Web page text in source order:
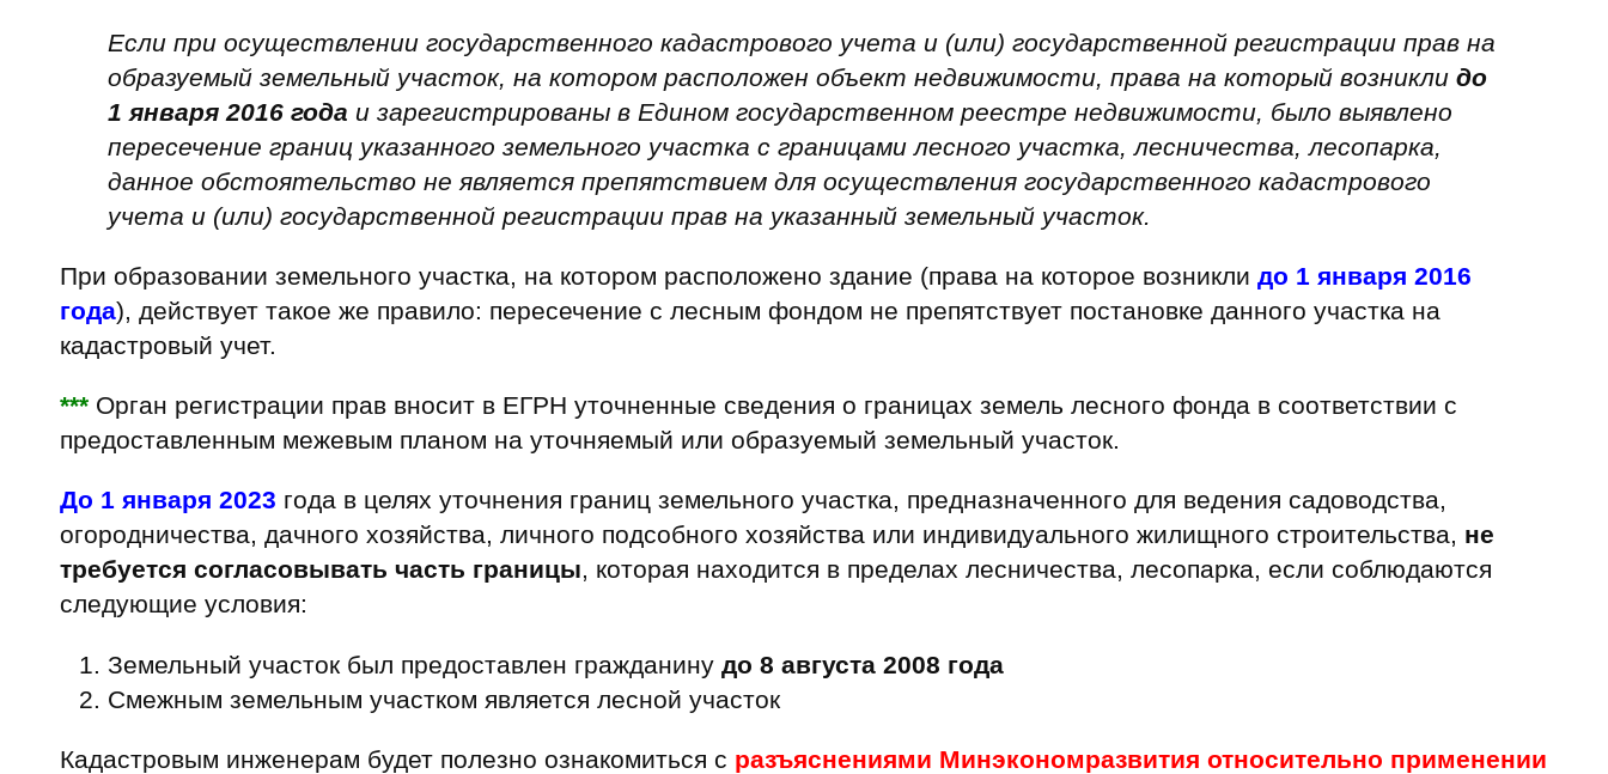
Если при осуществлении государственного кадастрового учета и (или) государственной регистрации прав на
образуемый земельный участок, на котором расположен объект недвижимости, права на который возникли до
1 января 2016 года и зарегистрированы в Едином государственном реестре недвижимости, было выявлено
пересечение границ указанного земельного участка с границами лесного участка, лесничества, лесопарка,
данное обстоятельство не является препятствием для осуществления государственного кадастрового
учета и (или) государственной регистрации прав на указанный земельный участок.
При образовании земельного участка, на котором расположено здание (права на которое возникли до 1 января 2016
года), действует такое же правило: пересечение с лесным фондом не препятствует постановке данного участка на
кадастровый учет.
*** Орган регистрации прав вносит в ЕГРН уточненные сведения о границах земель лесного фонда в соответствии с
предоставленным межевым планом на уточняемый или образуемый земельный участок.
До 1 января 2023 года в целях уточнения границ земельного участка, предназначенного для ведения садоводства,
огородничества, дачного хозяйства, личного подсобного хозяйства или индивидуального жилищного строительства, не
требуется согласовывать часть границы, которая находится в пределах лесничества, лесопарка, если соблюдаются
следующие условия:
Земельный участок был предоставлен гражданину до 8 августа 2008 года
Смежным земельным участком является лесной участок
Кадастровым инженерам будет полезно ознакомиться с разъяснениями Минэкономразвития относительно применении